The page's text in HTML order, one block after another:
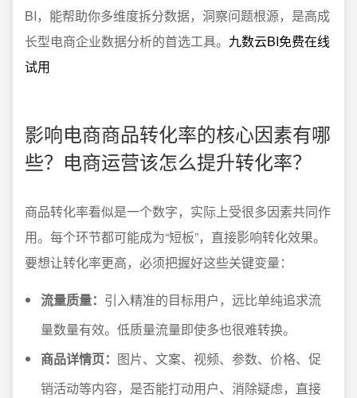
BI，能帮助你多维度拆分数据，洞察问题根源，是高成
长型电商企业数据分析的首选工具。 九数云BI免费在线
试用
影响电商商品转化率的核心因素有哪
些？电商运营该怎么提升转化率？
商品转化率看似是一个数字，实际上受很多因素共同作
用。每个环节都可能成为“短板”，直接影响转化效果。
要想让转化率更高，必须把握好这些关键变量：
流量质量： 引入精准的目标用户，远比单纯追求流
量数量有效。低质量流量即使多也很难转换。
商品详情页： 图片、文案、视频、参数、价格、促
销活动等内容，是否能打动用户、消除疑虑，直接